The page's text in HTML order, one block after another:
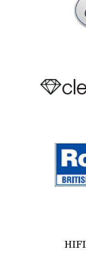
HIFI